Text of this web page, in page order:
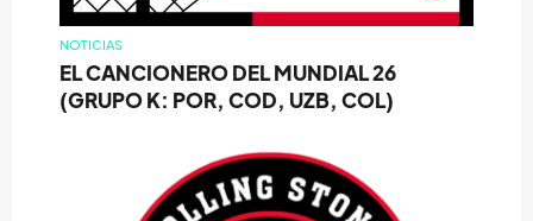
NOTICIAS
EL CANCIONERO DEL MUNDIAL 26
(GRUPO K: POR, COD, UZB, COL)